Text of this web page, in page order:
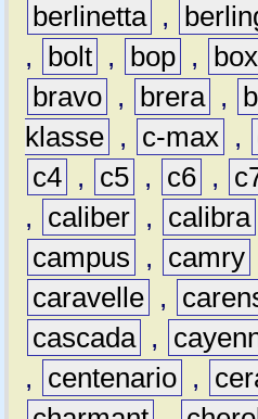
berlinetta ,
,
bolt , bop ,
bravo , brera ,
klasse , c-max ,
c4 , c5 , c6 ,
,
caliber , calibra
campus
, camry
caravelle ,
cascada ,
,
centenario ,